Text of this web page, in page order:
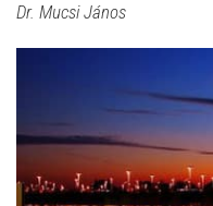
Dr. Mucsi János